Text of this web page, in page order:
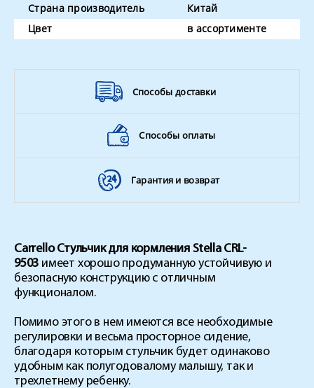
Страна производитель
Китай
Цвет
в ассортименте
Способы доставки
Способы оплаты
Гарантия и возврат
Carrello Стульчик для кормления Stella CRL-
9503 имеет хорошо продуманную устойчивую и
безопасную конструкцию с отличным
функционалом.
Помимо этого в нем имеются все необходимые
регулировки и весьма просторное сидение,
благодаря которым стульчик будет одинаково
удобным как полугодовалому малышу, так и
трехлетнему ребенку.